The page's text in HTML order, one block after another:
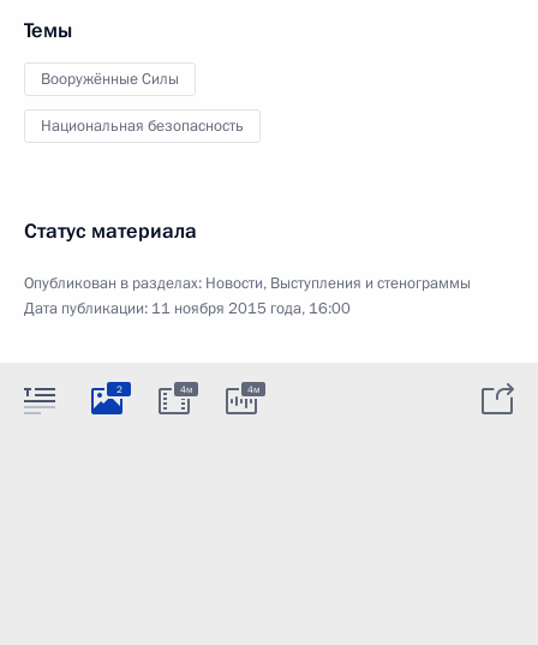
Темы
Вооружённые Силы
Национальная безопасность
Статус материала
Опубликован в разделах: Новости, Выступления и стенограммы
Дата публикации: 11 ноября 2015 года, 16:00
2 4м 4м